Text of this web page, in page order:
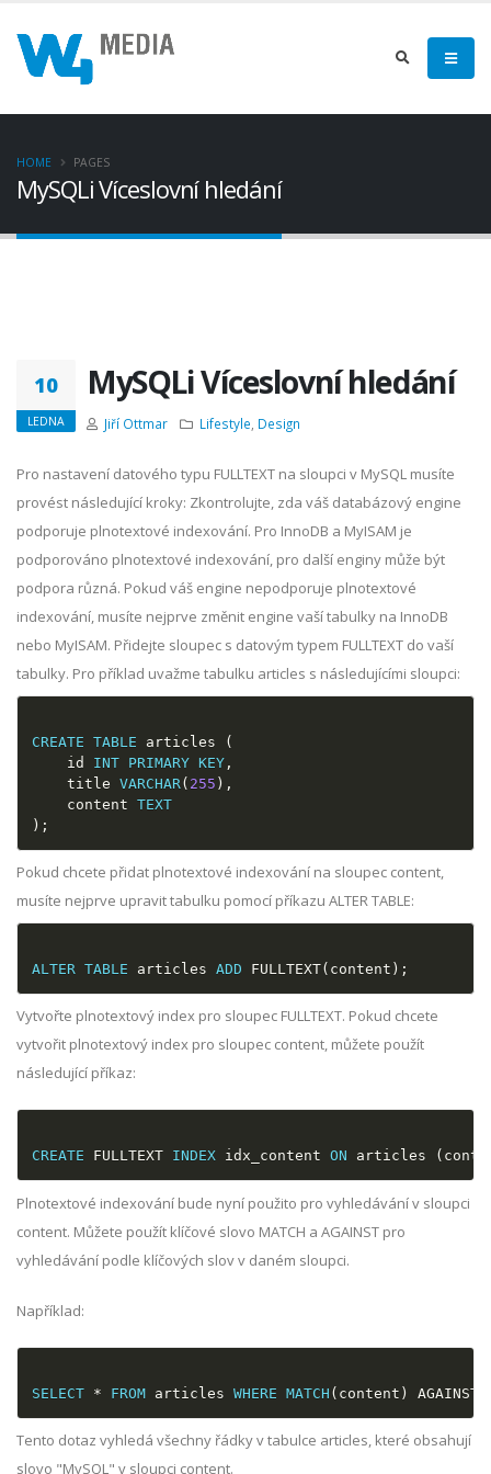
MySQLi Víceslovní hledání
HOME PAGES
10
LEDNA
MySQLi Víceslovní hledání
Jiří Ottmar Lifestyle Design
Pro nastavení datového typu FULLTEXT na sloupci v MySQL musíte
provést následující kroky: Zkontrolujte, zda váš databázový engine
podporuje plnotextové indexování. Pro InnoDB a MyISAM je
podporováno plnotextové indexování, pro další enginy může být
podpora různá. Pokud váš engine nepodporuje plnotextové
indexování, musíte nejprve změnit engine vaší tabulky na InnoDB
nebo MyISAM. Přidejte sloupec s datovým typem FULLTEXT do vaší
tabulky. Pro příklad uvažme tabulku articles s následujícími sloupci:
CREATE TABLE articles
(
    id
INT PRIMARY KEY ,
    title
VARCHAR ( 255 ) ,
    content
TEXT
) ;
Pokud chcete přidat plnotextové indexování na sloupec content,
musíte nejprve upravit tabulku pomocí příkazu ALTER TABLE:
ALTER TABLE articles ADD FULLTEXT( content ) ;
Vytvořte plnotextový index pro sloupec FULLTEXT. Pokud chcete
vytvořit plnotextový index pro sloupec content, můžete použít
následující příkaz:
CREATE FULLTEXT INDEX idx_content ON articles (
Plnotextové indexování bude nyní použito pro vyhledávání v sloupci
content. Můžete použít klíčové slovo MATCH a AGAINST pro
vyhledávání podle klíčových slov v daném sloupci.
Například:
SELECT * FROM articles WHERE MATCH ( content ) AGAINST
Tento dotaz vyhledá všechny řádky v tabulce articles, které obsahují
slovo "MySQL" v sloupci content.